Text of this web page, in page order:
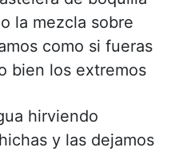
la mezcla sobre
como si fueras
bien los extremos
hirviendo
y las dejamos